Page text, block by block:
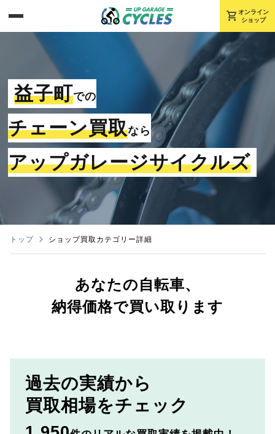
shopping_cart オンライン
ショップ
益子町での
チェーン買取なら
アップガレージサイクルズ
トップ ショップ買取カテゴリー詳細
あなたの自転車、
納得価格で買い取ります
過去の実績から
買取相場をチェック